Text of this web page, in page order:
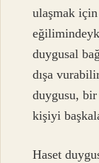
ulaşmak
duygusal
dışa
duygusu,
kişiyi
Haset